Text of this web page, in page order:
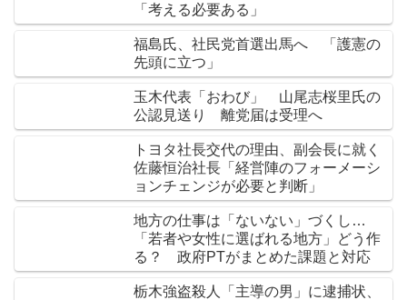
「考える必要ある」
福島氏、社民党首選出馬へ 「護憲の
先頭に立つ」
玉木代表「おわび」 山尾志桜里氏の
公認見送り 離党届は受理へ
トヨタ社長交代の理由、副会長に就く
佐藤恒治社長「経営陣のフォーメーシ
ョンチェンジが必要と判断」
地方の仕事は「ないない」づくし…
「若者や女性に選ばれる地方」どう作
る？ 政府PTがまとめた課題と対応
栃木強盗殺人「主導の男」に逮捕状、